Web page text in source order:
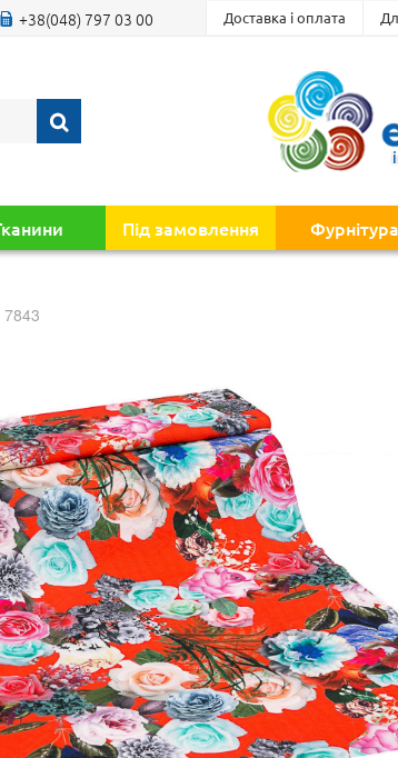
+38(048) 797 03 00 Доставка і оплата
Під замовлення Фурнітура
7843